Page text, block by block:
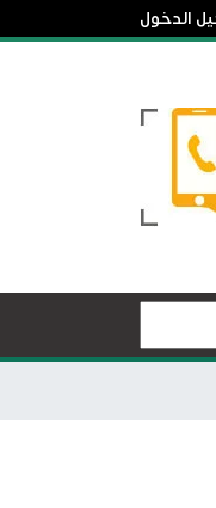
الدخول